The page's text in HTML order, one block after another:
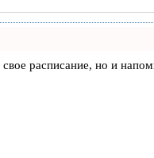
расписание, но и